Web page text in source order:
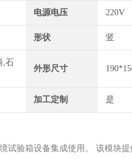
电源电压 220V
形状 竖
,石
外形尺寸
加工定制 是
试验箱设备集成使用。 该模块